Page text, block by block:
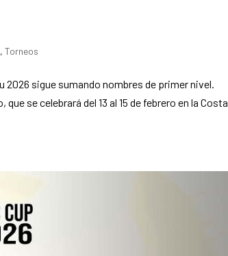
,Torneos
sigue sumando nombres de primer nivel.
se celebrará del 13 al 15 de febrero en la Costa